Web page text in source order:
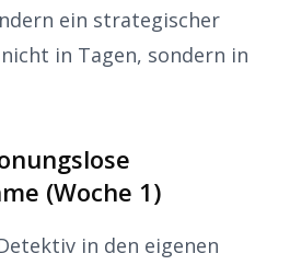
ein strategischer
nicht in Tagen, sondern in
(Woche 1)
in den eigenen